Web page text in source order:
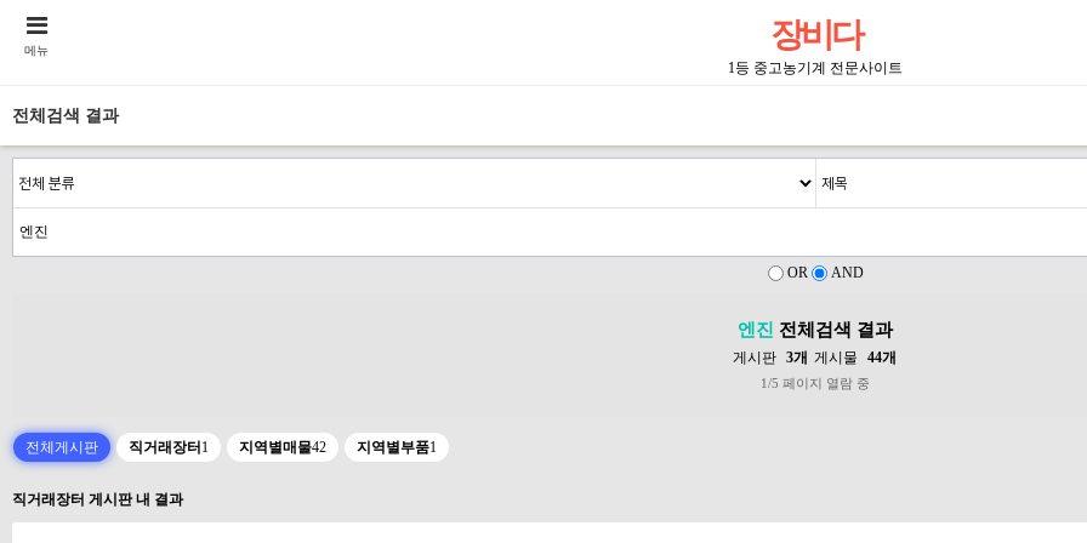
장비다
1등 중고농기계 전문사이트
메뉴
전체검색 결과
OR AND
엔진 전체검색 결과
게시판 3개 게시물 44개
1/5 페이지 열람 중
전체게시판 직거래장터1 지역별매물42 지역별부품1
직거래장터 게시판 내 결과